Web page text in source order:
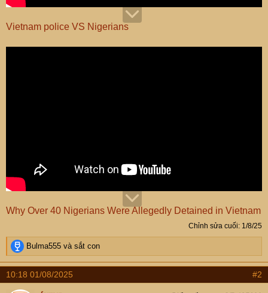
Vietnam police VS Nigerians
Why Over 40 Nigerians Were Allegedly Detained in Vietnam
Chỉnh sửa cuối: 1/8/25
R
e
a
c
Bulma555 và sắt con
10:18 01/08/2025 #2